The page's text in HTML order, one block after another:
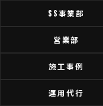
SS事業部
営業部
施工事例
運用代行